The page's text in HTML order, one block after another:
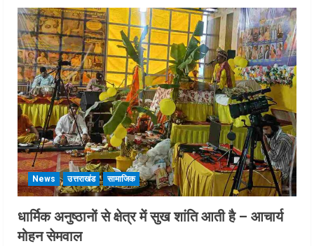
News उत्तराखंड सामाजिक
धार्मिक अनुष्ठानों से क्षेत्र में सुख शांति आती है – आचार्य
मोहन सेमवाल